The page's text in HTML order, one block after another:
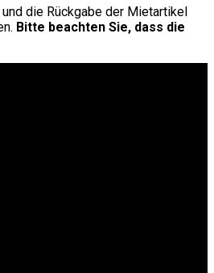
die Rückgabe der Mietartikel
Bitte beachten Sie, dass die